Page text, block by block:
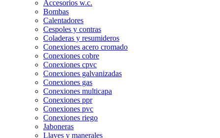
Accesorios w.c.
Bombas
Calentadores
Cespoles y contras
Coladeras y resumideros
Conexiones acero cromado
Conexiones cobre
Conexiones cpvc
Conexiones galvanizadas
Conexiones gas
Conexiones multicapa
Conexiones ppr
Conexiones pvc
Conexiones riego
Jaboneras
Llaves y manerales